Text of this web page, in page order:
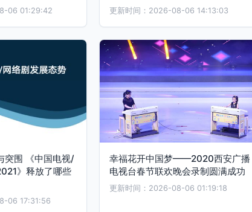
06 01:29:42 更新时间：2026-08-06 14:13:03
突围 《中国电视/
》释放了哪些
06 17:31:56
幸福花开中国梦——2020西安广播
电视台春节联欢晚会录制圆满成功
更新时间：2026-08-06 01:19:18